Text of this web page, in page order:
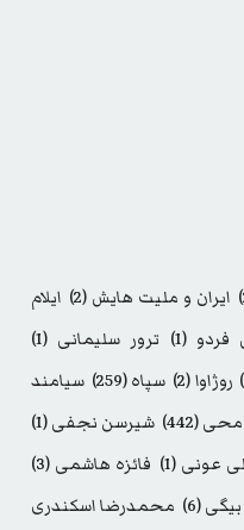
ایران و ملیت هایش (2)
ایلام
فردو (1) ترور سلیمانی (1)
روژاوا(2) سپاه(259)
سیامند
(442) شیرسن نجفی(1)
عونی (1) فائزه هاشمی (3)
(6)
محمدرضا اسکندری